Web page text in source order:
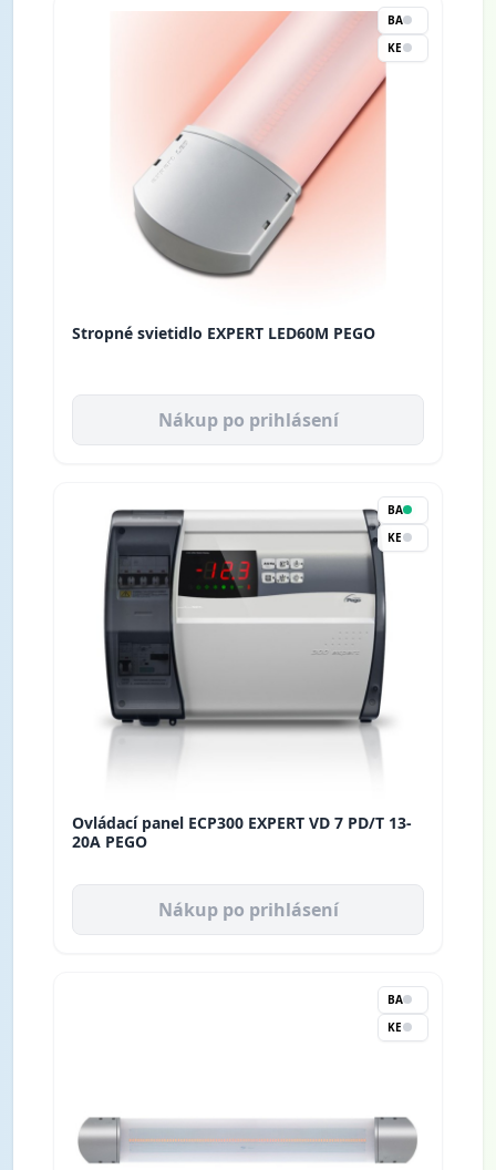
BA
KE
Stropné svietidlo EXPERT LED60M PEGO
Nákup po prihlásení
BA
KE
Ovládací panel ECP300 EXPERT VD 7 PD/T 13-
20A PEGO
Nákup po prihlásení
BA
KE